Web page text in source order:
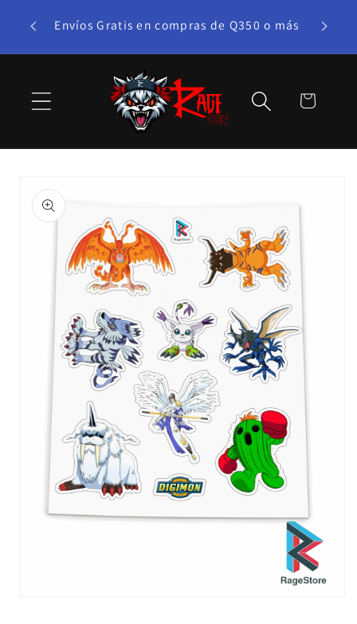
directamente
bono! Envíos Gratis en compras de Q350 o más
Carrito
a la
información
del producto